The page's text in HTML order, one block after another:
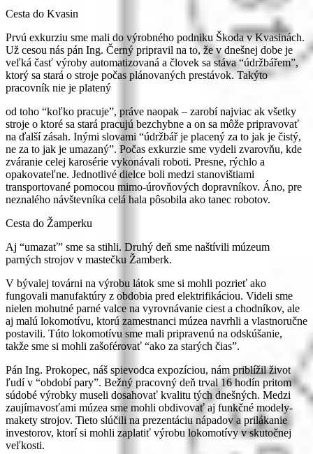
Cesta do Kvasin
Prvú exkurziu sme mali do výrobného podniku Škoda v Kvasinách.
Už cesou nás pán Ing. Černý pripravil na to, že v dnešnej dobe je
veľká časť výroby automatizovaná a človek sa stáva “údržbářem”,
ktorý sa stará o stroje počas plánovaných prestávok. Takýto
pracovník nie je platený
od toho “koľko pracuje”, práve naopak – zarobí najviac ak všetky
stroje o ktoré sa stará pracujú bezchybne a on sa môže pripravovať
na ďalší zásah. Inými slovami “údržbář je placený za to jak je čistý,
ne za to jak je umazaný”. Počas exkurzie sme vydeli zvarovňu, kde
zváranie celej karosérie vykonávali roboti. Presne, rýchlo a
opakovateľne. Jednotlivé dielce boli medzi stanovištiami
transportované pomocou mimo-úrovňových dopravníkov. Áno, pre
neznalého návštevníka celá hala pôsobila ako tanec robotov.
Cesta do Žamperku
Aj “umazať” sme sa stihli. Druhý deň sme naštívili múzeum
parných strojov v mastečku Žamberk.
V bývalej továrni na výrobu látok sme si mohli pozrieť ako
fungovali manufaktúry z obdobia pred elektrifikáciou. Videli sme
nielen mohutné parné valce na vyrovnávanie ciest a chodníkov, ale
aj malú lokomotívu, ktorú zamestnanci múzea navrhli a vlastnoručne
postavili. Túto lokomotívu sme mali pripravenú na odskúšanie,
takže sme si mohli zašoférovať “ako za starých čias”.
Pán Ing. Prokopec, náš spievodca expozíciou, nám priblížil život
ľudí v “období pary”. Bežný pracovný deň trval 16 hodín pritom
súdobé výrobky museli dosahovať kvalitu tých dnešných. Medzi
zaujímavosťami múzea sme mohli obdivovať aj funkčné modely-
makety strojov. Tieto slúčili na prezentáciu nápadov a prilákanie
investorov, ktorí si mohli zaplatiť výrobu lokomotívy v skutočnej
veľkosti.